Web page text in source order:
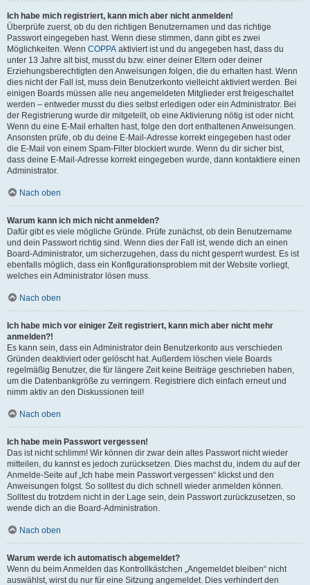
Ich habe mich registriert, kann mich aber nicht anmelden!
Überprüfe zuerst, ob du den richtigen Benutzernamen und das richtige
Passwort eingegeben hast. Wenn diese stimmen, dann gibt es zwei
Möglichkeiten. Wenn COPPA aktiviert ist und du angegeben hast, dass du
unter 13 Jahre alt bist, musst du bzw. einer deiner Eltern oder deiner
Erziehungsberechtigten den Anweisungen folgen, die du erhalten hast. Wenn
dies nicht der Fall ist, muss dein Benutzerkonto vielleicht aktiviert werden. Bei
einigen Boards müssen alle neu angemeldeten Mitglieder erst freigeschaltet
werden – entweder musst du dies selbst erledigen oder ein Administrator. Bei
der Registrierung wurde dir mitgeteilt, ob eine Aktivierung nötig ist oder nicht.
Wenn du eine E-Mail erhalten hast, folge den dort enthaltenen Anweisungen.
Ansonsten prüfe, ob du deine E-Mail-Adresse korrekt eingegeben hast oder
die E-Mail von einem Spam-Filter blockiert wurde. Wenn du dir sicher bist,
dass deine E-Mail-Adresse korrekt eingegeben wurde, dann kontaktiere einen
Administrator.
Nach oben
Warum kann ich mich nicht anmelden?
Dafür gibt es viele mögliche Gründe. Prüfe zunächst, ob dein Benutzername
und dein Passwort richtig sind. Wenn dies der Fall ist, wende dich an einen
Board-Administrator, um sicherzugehen, dass du nicht gesperrt wurdest. Es ist
ebenfalls möglich, dass ein Konfigurationsproblem mit der Website vorliegt,
welches ein Administrator lösen muss.
Nach oben
Ich habe mich vor einiger Zeit registriert, kann mich aber nicht mehr
anmelden?!
Es kann sein, dass ein Administrator dein Benutzerkonto aus verschieden
Gründen deaktiviert oder gelöscht hat. Außerdem löschen viele Boards
regelmäßig Benutzer, die für längere Zeit keine Beiträge geschrieben haben,
um die Datenbankgröße zu verringern. Registriere dich einfach erneut und
nimm aktiv an den Diskussionen teil!
Nach oben
Ich habe mein Passwort vergessen!
Das ist nicht schlimm! Wir können dir zwar dein altes Passwort nicht wieder
mitteilen, du kannst es jedoch zurücksetzen. Dies machst du, indem du auf der
Anmelde-Seite auf „Ich habe mein Passwort vergessen“ klickst und den
Anweisungen folgst. So solltest du dich schnell wieder anmelden können.
Solltest du trotzdem nicht in der Lage sein, dein Passwort zurückzusetzen, so
wende dich an die Board-Administration.
Nach oben
Warum werde ich automatisch abgemeldet?
Wenn du beim Anmelden das Kontrollkästchen „Angemeldet bleiben“ nicht
auswählst, wirst du nur für eine Sitzung angemeldet. Dies verhindert den